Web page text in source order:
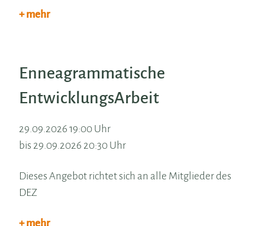
+ mehr
Enneagrammatische
EntwicklungsArbeit
29.09.2026 19:00 Uhr
bis 29.09.2026 20:30 Uhr
Dieses Angebot richtet sich an alle Mitglieder des
DEZ
+ mehr